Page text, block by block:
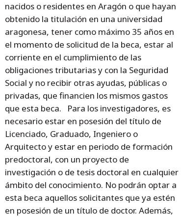
nacidos o residentes en Aragón o que hayan
obtenido la titulación en una universidad
aragonesa, tener como máximo 35 años en
el momento de solicitud de la beca, estar al
corriente en el cumplimiento de las
obligaciones tributarias y con la Seguridad
Social y no recibir otras ayudas, públicas o
privadas, que financien los mismos gastos
que esta beca. Para los investigadores, es
necesario estar en posesión del título de
Licenciado, Graduado, Ingeniero o
Arquitecto y estar en periodo de formación
predoctoral, con un proyecto de
investigación o de tesis doctoral en cualquier
ámbito del conocimiento. No podrán optar a
esta beca aquellos solicitantes que ya estén
en posesión de un título de doctor. Además,